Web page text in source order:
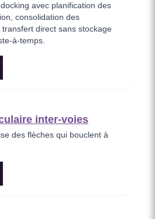
avec planification des
consolidation des
direct sans stockage
à-temps.
inter‑voies
des flèches qui bouclent à